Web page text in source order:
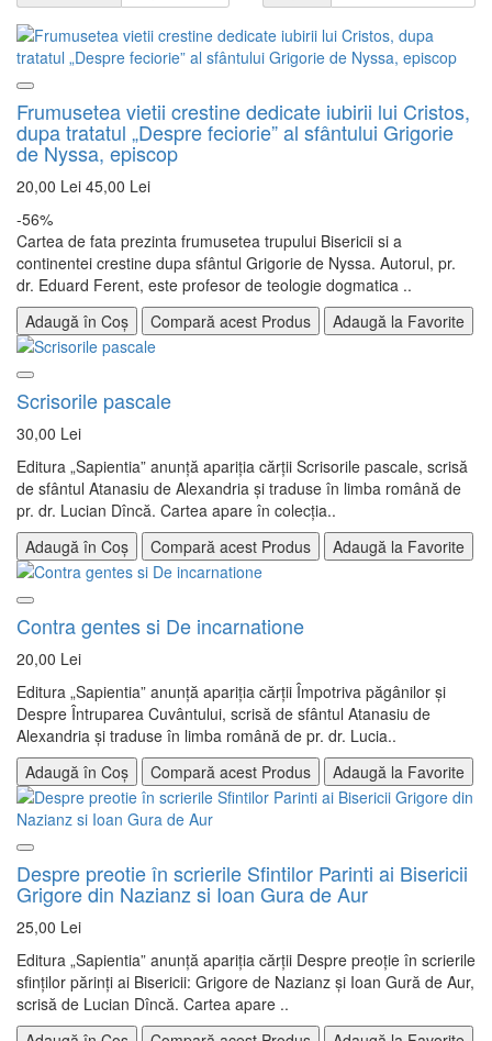
Frumusetea vietii crestine dedicate iubirii lui Cristos,
dupa tratatul „Despre feciorie” al sfântului Grigorie
de Nyssa, episcop
20,00 Lei 45,00 Lei
-56%
Cartea de fata prezinta frumusetea trupului Bisericii si a
continentei crestine dupa sfântul Grigorie de Nyssa. Autorul, pr.
dr. Eduard Ferent, este profesor de teologie dogmatica ..
Adaugă în Coș
Compară acest Produs Adaugă la Favorite
Scrisorile pascale
30,00 Lei
Editura „Sapientia” anunţă apariţia cărţii Scrisorile pascale, scrisă
de sfântul Atanasiu de Alexandria și traduse în limba română de
pr. dr. Lucian Dîncă. Cartea apare în colecţia..
Adaugă în Coș
Compară acest Produs Adaugă la Favorite
Contra gentes si De incarnatione
20,00 Lei
Editura „Sapientia” anunţă apariţia cărţii Împotriva păgânilor şi
Despre Întruparea Cuvântului, scrisă de sfântul Atanasiu de
Alexandria și traduse în limba română de pr. dr. Lucia..
Adaugă în Coș
Compară acest Produs Adaugă la Favorite
Despre preotie în scrierile Sfintilor Parinti ai Bisericii
Grigore din Nazianz si Ioan Gura de Aur
25,00 Lei
Editura „Sapientia” anunţă apariţia cărţii Despre preoţie în scrierile
sfinţilor părinţi ai Bisericii: Grigore de Nazianz şi Ioan Gură de Aur,
scrisă de Lucian Dîncă. Cartea apare ..